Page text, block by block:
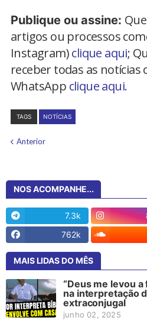
Publique ou assine:
artigos ou processos
Instagram)clique aqui;
receber todas as notícias
WhatsApp clique aqui.
TAGS NOTÍCIAS
Anterior
NOS ACOMPANHE...
7.3k
762k
MAIS LIDAS DO MÊS
“Deus me levou
na interpretação
extraconjugal
junho 02, 2025